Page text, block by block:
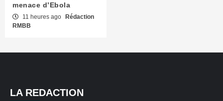
menace d’Ebola
11 heures ago Rédaction
RMBB
LA REDACTION